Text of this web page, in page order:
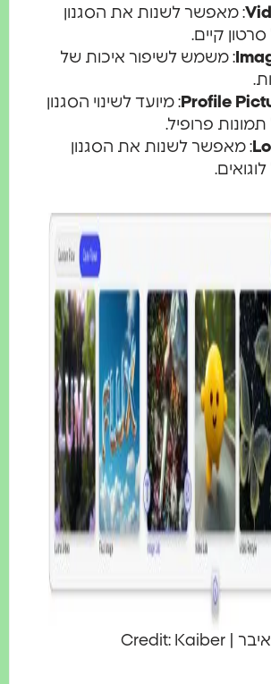
לשנות את הסגנון
קיים.
משמש לשיפור איכות של
: מיועד לשינוי הסגנון
פרופיל.
לשנות את הסגנון